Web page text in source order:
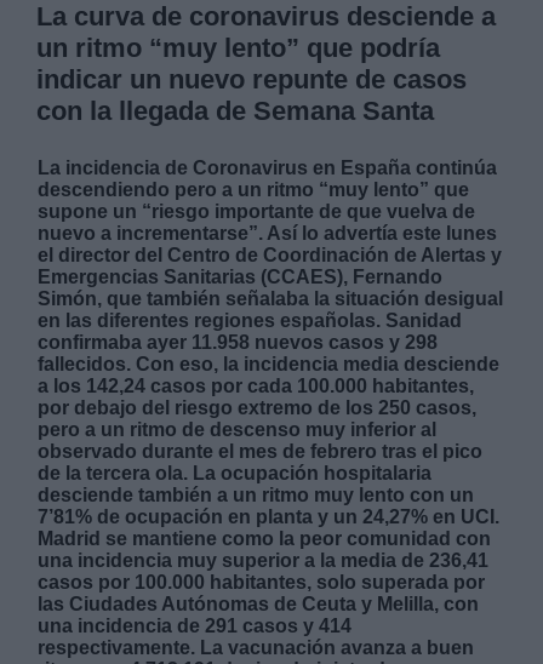
La curva de coronavirus desciende a
un ritmo “muy lento” que podría
indicar un nuevo repunte de casos
con la llegada de Semana Santa
La incidencia de Coronavirus en España continúa
descendiendo pero a un ritmo “muy lento” que
supone un “riesgo importante de que vuelva de
nuevo a incrementarse”. Así lo advertía este lunes
el director del Centro de Coordinación de Alertas y
Emergencias Sanitarias (CCAES), Fernando
Simón, que también señalaba la situación desigual
en las diferentes regiones españolas. Sanidad
confirmaba ayer 11.958 nuevos casos y 298
fallecidos. Con eso, la incidencia media desciende
a los 142,24 casos por cada 100.000 habitantes,
por debajo del riesgo extremo de los 250 casos,
pero a un ritmo de descenso muy inferior al
observado durante el mes de febrero tras el pico
de la tercera ola. La ocupación hospitalaria
desciende también a un ritmo muy lento con un
7’81% de ocupación en planta y un 24,27% en UCI.
Madrid se mantiene como la peor comunidad con
una incidencia muy superior a la media de 236,41
casos por 100.000 habitantes, solo superada por
las Ciudades Autónomas de Ceuta y Melilla, con
una incidencia de 291 casos y 414
respectivamente. La vacunación avanza a buen
Legitimación:
Derechos:
link
Información adicional
link